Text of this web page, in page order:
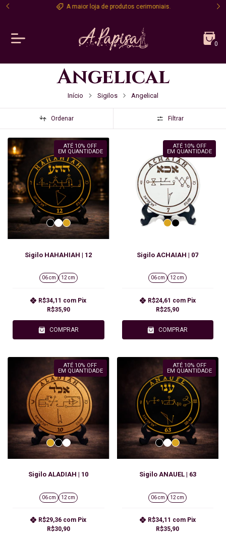
A maior loja de produtos cerimoniais.
0
Angelical
Início Sigilos Angelical
Ordenar Filtrar
ATÉ 10% OFF
EM QUANTIDADE
Sigilo HAHAHIAH | 12
06 cm 12 cm
R$35,90
R$34,11 com Pix
COMPRAR
ATÉ 10% OFF
EM QUANTIDADE
Sigilo ACHAIAH | 07
06 cm 12 cm
R$25,90
R$24,61 com Pix
COMPRAR
ATÉ 10% OFF
EM QUANTIDADE
Sigilo ALADIAH | 10
06 cm 12 cm
R$30,90
R$29,36 com Pix
ATÉ 10% OFF
EM QUANTIDADE
Sigilo ANAUEL | 63
06 cm 12 cm
R$35,90
R$34,11 com Pix